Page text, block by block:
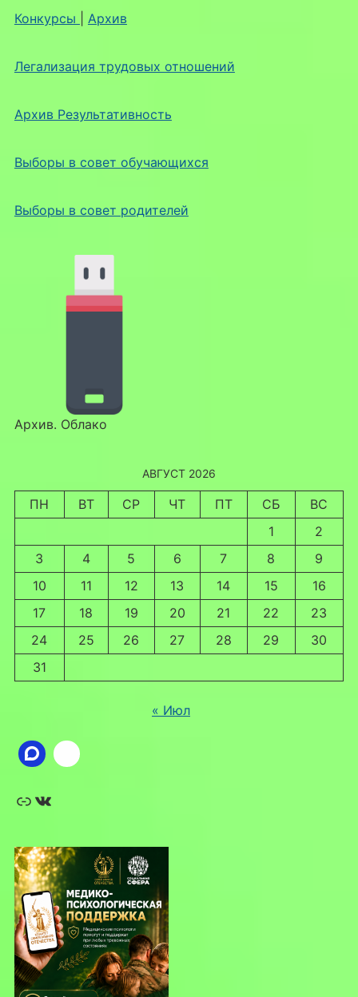
Конкурсы Архив
Легализация трудовых отношений
Архив Результативность
Выборы в совет обучающихся
Выборы в совет родителей
Архив. Облако
АВГУСТ 2026
ПН ВТ СР ЧТ ПТ СБ
ВС
1
2
3
4 5 6 7 8
9
10
11 12 13 14 15
16
17
18 19 20 21 22
23
24
25 26 27 28 29
30
31
« Июл
Ссылка